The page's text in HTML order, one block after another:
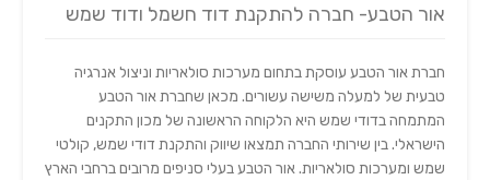
אור הטבע- חברה להתקנת דוד חשמל ודוד שמש
חברת אור הטבע עוסקת בתחום מערכות סולאריות וניצול אנרגיה
טבעית של למעלה משישה עשורים. מכאן שחברת אור הטבע
המתמחה בדודי שמש היא הלקוחה הראשונה של מכון התקנים
הישראלי. בין שירותי החברה תמצאו שיווק והתקנת דודי שמש, קולטי
שמש ומערכות סולאריות. אור הטבע בעלי סניפים מרובים ברחבי הארץ